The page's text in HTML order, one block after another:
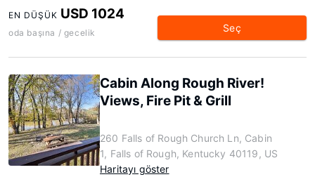
EN DÜŞÜK USD 1024
oda başına / gecelik Seç
Cabin Along Rough River!
Views, Fire Pit & Grill
260 Falls of Rough Church Ln, Cabin
1, Falls of Rough, Kentucky 40119, US
Haritayı göster